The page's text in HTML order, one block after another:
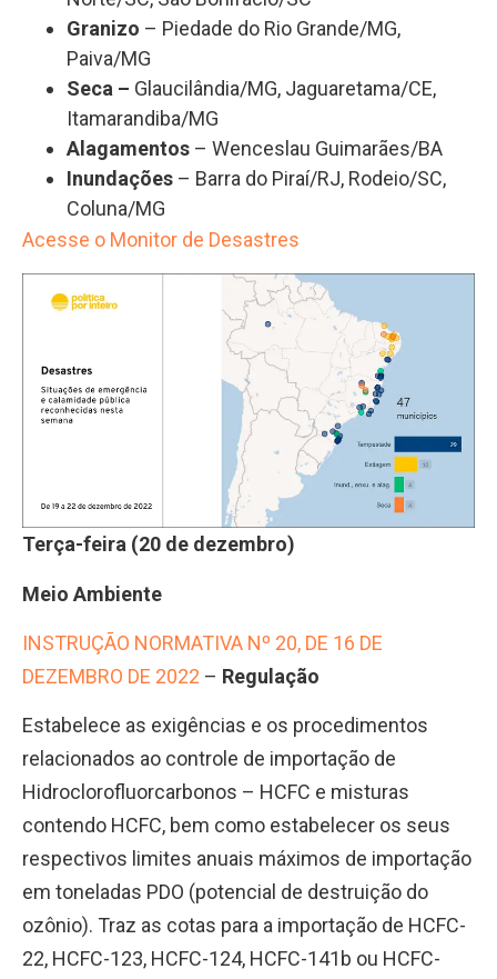
Granizo – Piedade do Rio Grande/MG,
Paiva/MG
Seca – Glaucilândia/MG, Jaguaretama/CE,
Itamarandiba/MG
Alagamentos – Wenceslau Guimarães/BA
Inundações – Barra do Piraí/RJ, Rodeio/SC,
Coluna/MG
Acesse o Monitor de Desastres
Terça-feira (20 de dezembro)
Meio Ambiente
INSTRUÇÃO NORMATIVA Nº 20, DE 16 DE
DEZEMBRO DE 2022 – Regulação
Estabelece as exigências e os procedimentos
relacionados ao controle de importação de
Hidroclorofluorcarbonos – HCFC e misturas
contendo HCFC, bem como estabelecer os seus
respectivos limites anuais máximos de importação
em toneladas PDO (potencial de destruição do
ozônio). Traz as cotas para a importação de HCFC-
22, HCFC-123, HCFC-124, HCFC-141b ou HCFC-